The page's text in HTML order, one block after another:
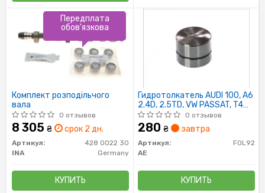
Комплект розподільчого
вала
0 отзывов
8 305 ₴ срок 2 дн.
Артикул:
428 0022 30
INA
Germany
КУПИТЬ
Передплата
обов'язкова
Гидротолкатель AUDI 100, A6
2.4D, 2.5TD, VW PASSAT, T4
1.9D (90-) (пр-во AE)
0 отзывов
280 ₴ завтра
Артикул:
FOL92
AE
КУПИТЬ